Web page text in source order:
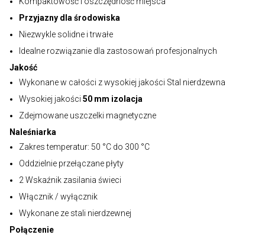
Przyjazny dla środowiska
Niezwykle solidne i trwałe
Idealne rozwiązanie dla zastosowań profesjonalnych
Jakość
Wykonane w całości z wysokiej jakości Stal nierdzewna
Wysokiej jakości 50 mm izolacja
Zdejmowane uszczelki magnetyczne
Naleśniarka
Zakres temperatur: 50 °C do 300 °C
Oddzielnie przełączane płyty
2 Wskaźnik zasilania świeci
Włącznik / wyłącznik
Wykonane ze stali nierdzewnej
Połączenie